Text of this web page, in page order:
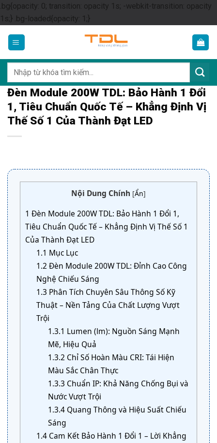
.bg{opacity: 0; transition: opacity 1s; -webkit-transition: opacity
1s;} .bg-loaded{opacity: 1;}Skip
content
kiếm:
Đèn Module 200W TDL: Bảo Hành 1 Đổi
1, Tiêu Chuẩn Quốc Tế – Khẳng Định Vị
Thế Số 1 Của Thành Đạt LED
Nội Dung Chính [Ẩn]
1 Đèn Module 200W TDL: Bảo Hành 1 Đổi 1,
Tiêu Chuẩn Quốc Tế – Khẳng Định Vị Thế Số 1
Của Thành Đạt LED
1.1 Mục Lục
1.2 Đèn Module 200W TDL: Đỉnh Cao Công
Nghệ Chiếu Sáng
1.3 Phân Tích Chuyên Sâu Thông Số Kỹ
Thuật – Nền Tảng Của Chất Lượng Vượt
Trội
1.3.1 Lumen (lm): Nguồn Sáng Mạnh
Mẽ, Hiệu Quả
1.3.2 Chỉ Số Hoàn Màu CRI: Tái Hiện
Màu Sắc Chân Thực
1.3.3 Chuẩn IP: Khả Năng Chống Bụi và
Nước Vượt Trội
1.3.4Quang Thông và Hiệu Suất Chiếu
Sáng
1.4 Cam Kết Bảo Hành 1 Đổi 1 – Lời Khẳng